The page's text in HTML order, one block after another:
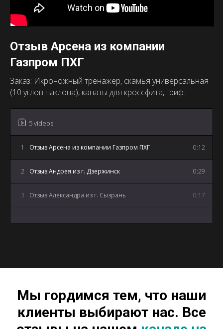
5 videos
1 Отзыв Арсена из компании Газпром ПХГ 0:12
2 Отзыв Андрея из г. Дзержинск 0:29
3 Отзыв Александра из г. Сызрань 0:17
Отзыв Арсена из компании
Газпром ПХГ
Заказ: Икроножный тренажер, скамья универсальная
(10 углов наклона), канаты для кроссфита, гриф.
Мы гордимся тем, что наши
клиенты выбирают нас. Все